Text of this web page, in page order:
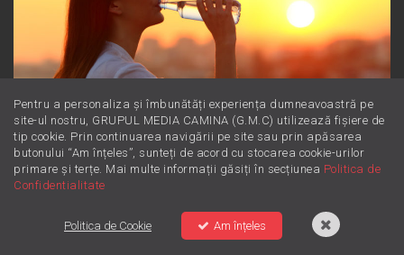
Magneziul: Minerala minune
Pentru a personaliza și îmbunătăți experiența dumneavoastră pe
site-ul nostru, GRUPUL MEDIA CAMINA (G.M.C) utilizează fișiere de
tip cookie. Prin continuarea navigării pe site sau prin apăsarea
butonului “Am înțeles”, sunteți de acord cu stocarea cookie-urilor
primare și terțe. Mai multe informații găsiți în secțiunea Politica de
Confidentialitate
Politica de Cookie Am înțeles